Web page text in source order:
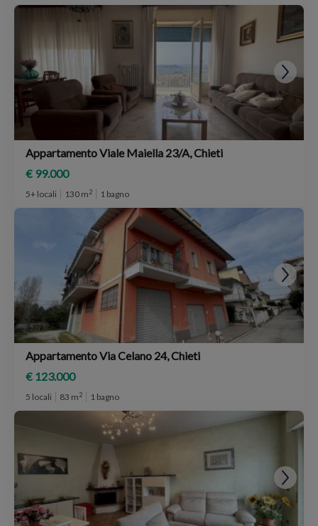
Appartamento Viale Maiella 23/A, Chieti
€ 99.000
5+ locali 130 m2 1 bagno
Appartamento Via Celano 24, Chieti
€ 123.000
5 locali 83 m2 1 bagno